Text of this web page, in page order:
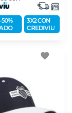
3X2 CON
CREDIVIU
favorite